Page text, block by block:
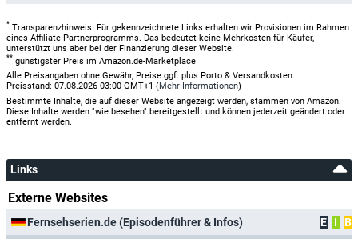
* Transparenzhinweis: Für gekennzeichnete Links erhalten wir Provisionen im Rahmen
eines Affiliate-Partnerprogramms. Das bedeutet keine Mehrkosten für Käufer,
unterstützt uns aber bei der Finanzierung dieser Website.
** günstigster Preis im Amazon.de-Marketplace
Alle Preisangaben ohne Gewähr, Preise ggf. plus Porto & Versandkosten.
Preisstand: 07.08.2026 03:00 GMT+1 (Mehr Informationen)
Bestimmte Inhalte, die auf dieser Website angezeigt werden, stammen von Amazon.
Diese Inhalte werden "wie besehen" bereitgestellt und können jederzeit geändert oder
entfernt werden.
Links
Externe Websites
Fernsehserien.de (Episodenführer & Infos) E I
B